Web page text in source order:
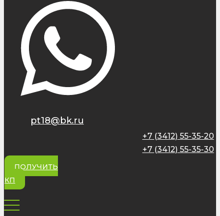
pt18@bk.ru
+7 (3412) 55-35-20
+7 (3412) 55-35-30
ПОЛУЧИТЬ
КП